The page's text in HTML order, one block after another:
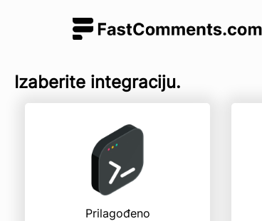
Izaberite integraciju.
Prilagođeno